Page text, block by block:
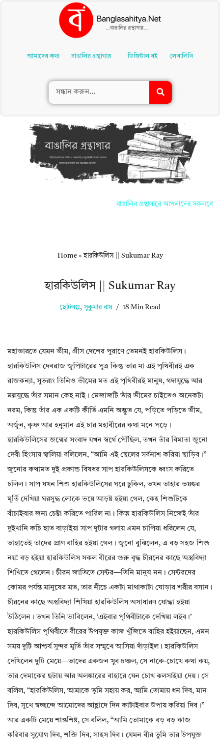
Contentআমাদের কথা বাঙালির গ্রন্থাগার ডিজিটাল বই লেখালিখি
বাঙালির গ্রন্থাগারে আপনাদের সকলকে জানাই স্বাগত
Home»হারকিউলিস || Sukumar Ray
হারকিউলিস || Sukumar Ray
ছোটগল্প , সুকুমার রায় 18 Min Read
মহাভারতে যেমন ভীম, গ্রীস দেশের পুরাণে তেমনই হারকিউলিস।
হারকিউলিস দেবরাজ জুপিটারের পুত্র কিন্তু তার মা এই পৃথিবীরই এক
রাজকন্যা, সুতরাং তিনিও ভীমের মত এই পৃথিবীরই মানুষ, গদাযুদ্ধে আর
মল্লযুদ্ধে তাঁর সমান কেহ নাই। মেজাজটি তাঁর ভীমের চাইতেও অনেকটা
নরম, কিন্তু তাঁর এক একটি কীর্তি এমনি অদ্ভুত যে, পড়িতে পড়িতে ভীম,
অর্জুন, কৃষ্ণ আর হনুমান এই চার মহাবীরের কথা মনে পড়ে।
হারকিউলিসের জন্মের সংবাদ যখন স্বর্গে পৌঁছিল, তখন তাঁর বিমাতা জুনো
দেবী হিংসায় জ্বলিয়া বলিলেন, “আমি এই ছেলের সর্বনাশ করিয়া ছাড়িব।”
জুনোর কথামত দুই প্রকান্ড বিষধর সাপ হারকিউলিসকে ধ্বংস করিতে
চলিল। সাপ যখন শিশু হারকিউলিসের ঘরে ঢুকিল, তখন তাহার ভয়ঙ্কর
মূর্তি দেখিয়া ঘরসুদ্ধ লোকে ভয়ে আড়ষ্ট হইয়া গেল, কেহ শিশুটিকে
বাঁচাইবার জন্য চেষ্টা করিতে পারিল না। কিন্তু হারকিউলিস নিজেই তাঁর
দুইখানি কচি হাত বাড়াইয়া সাপ দুটার গলায় এমন চাপিয়া ধরিলেন যে,
তাহাতেই তাদের প্রাণ বাহির হইয়া গেল। জুনো বুঝিলেন, এ বড় সহজ শিশু
নয়! বড় হইয়া হারকিউলিস সকল বীরের গুরু বৃদ্ধ চীরনের কাছে অস্ত্রবিদ্যা
শিখিতে গেলেন। চীরন জাতিতে সেন্টর—তিনি মানুষ নন। সেন্টরদের
কোমর পর্যন্ত মানুষের মত, তার নীচে একটা মাথাকাটা ঘোড়ার শরীর বসান।
চীরনের কাছে অস্ত্রবিদ্যা শিখিয়া হারকিউলিস অসাধারণ যোদ্ধা হইয়া
উঠিলেন। তখন তিনি ভাবিলেন, ‘এইবার পৃথিবীটাকে দেখিয়া লইব।’
হারকিউলিস পৃথিবীতে বীরের উপযুক্ত কাজ খুঁজিতে বাহির হইয়াছেন, এমন
সময় দুটি আশ্চর্য সুন্দর মূর্তি তাঁর সম্মুখে আসিয়া দাঁড়াইল। হারকিউলিস
দেখিলেন দুটি মেয়ে—তাদের একজন খুব চঞ্চল, সে নাকে-চোখে কথা কয়,
তার দেমাকের ছটায় আর অলঙ্কারের বাহারে যেন চোখ ঝলসাইয়া দেয়। সে
বলিল, “হারকিউলিস, আমাকে তুমি সহায় কর, আমি তোমায় ধন দিব, মান
দিব, সুখে স্বচ্ছন্দে আমোদের আহ্লাদে দিন কাটাইবার উপায় করিয়া দিব।”
আর একটি মেয়ে শান্তশিষ্ট, সে বলিল, “আমি তোমাকে বড় বড় কাজ
করিবার সুযোগ দিব, শক্তি দিব, সাহস দিব। যেমন বীর তুমি তার উপযুক্ত